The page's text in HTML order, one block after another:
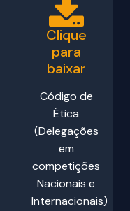
Clique
para
baixar
Código de
Ética
(Delegações
em
competições
Nacionais e
Internacionais)